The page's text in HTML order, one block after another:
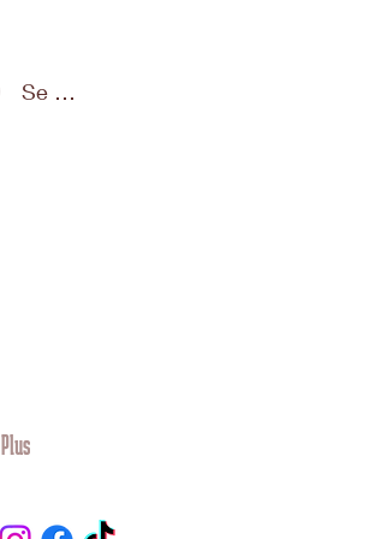
Se connecter
Plus